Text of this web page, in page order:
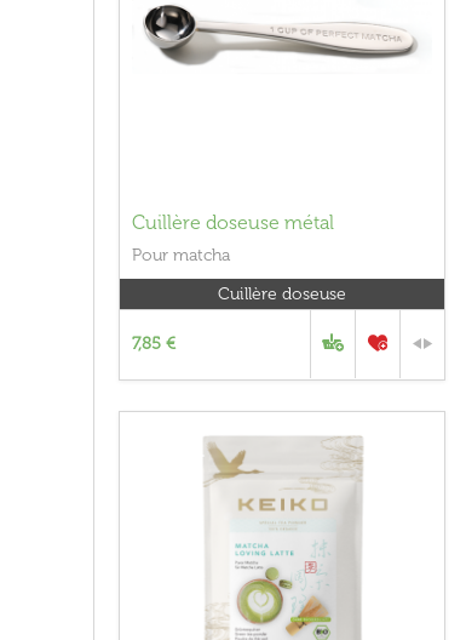
Cuillère doseuse métal
Pour matcha
Cuillère doseuse
7,85 €